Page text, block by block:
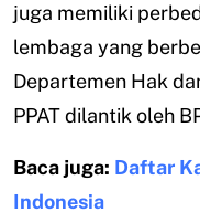
juga memiliki
lembaga yang
Departemen Hak
PPAT dilantik oleh
Baca juga: Daftar
Indonesia